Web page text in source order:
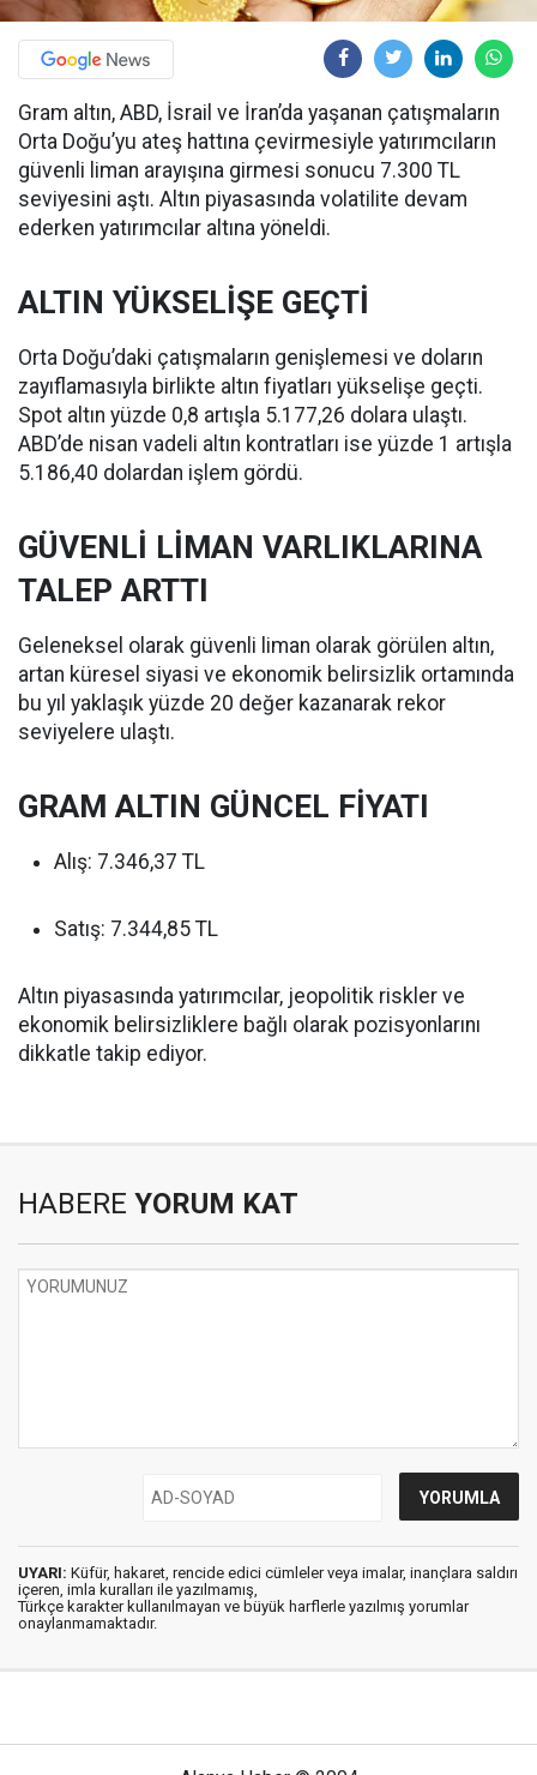
Gram altın, ABD, İsrail ve İran’da yaşanan çatışmaların
Orta Doğu’yu ateş hattına çevirmesiyle yatırımcıların
güvenli liman arayışına girmesi sonucu 7.300 TL
seviyesini aştı. Altın piyasasında volatilite devam
ederken yatırımcılar altına yöneldi.
ALTIN YÜKSELİŞE GEÇTİ
Orta Doğu’daki çatışmaların genişlemesi ve doların
zayıflamasıyla birlikte altın fiyatları yükselişe geçti.
Spot altın yüzde 0,8 artışla 5.177,26 dolara ulaştı.
ABD’de nisan vadeli altın kontratları ise yüzde 1 artışla
5.186,40 dolardan işlem gördü.
GÜVENLİ LİMAN VARLIKLARINA
TALEP ARTTI
Geleneksel olarak güvenli liman olarak görülen altın,
artan küresel siyasi ve ekonomik belirsizlik ortamında
bu yıl yaklaşık yüzde 20 değer kazanarak rekor
seviyelere ulaştı.
GRAM ALTIN GÜNCEL FİYATI
Alış: 7.346,37 TL
Satış: 7.344,85 TL
Altın piyasasında yatırımcılar, jeopolitik riskler ve
ekonomik belirsizliklere bağlı olarak pozisyonlarını
dikkatle takip ediyor.
HABERE YORUM KAT
UYARI: Küfür, hakaret, rencide edici cümleler veya imalar, inançlara saldırı
içeren, imla kuralları ile yazılmamış,
Türkçe karakter kullanılmayan ve büyük harflerle yazılmış yorumlar
onaylanmamaktadır.